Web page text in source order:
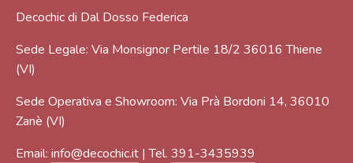
Decochic di Dal Dosso Federica
Sede Legale: Via Monsignor Pertile 18/2 36016 Thiene
(VI)
Sede Operativa e Showroom: Via Prà Bordoni 14, 36010
Zanè (VI)
Email: info@decochic.it | Tel. 391-3435939